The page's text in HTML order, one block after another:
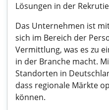
Lösungen in der
Das Unternehmen ist
sich im Bereich der
Vermittlung, was es zu
in der Branche macht.
Standorten in
dass regionale Märkte
können.